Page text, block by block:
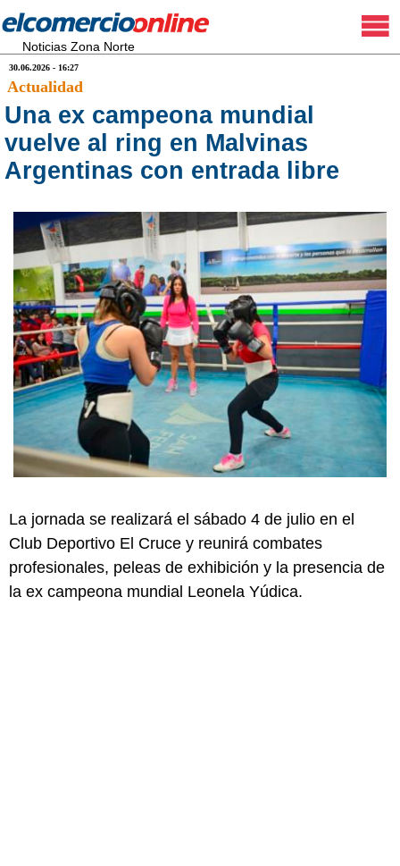
Noticias Zona Norte
30.06.2026 - 16:27
Actualidad
Una ex campeona mundial
vuelve al ring en Malvinas
Argentinas con entrada libre
La jornada se realizará el sábado 4 de julio en el
Club Deportivo El Cruce y reunirá combates
profesionales, peleas de exhibición y la presencia de
la ex campeona mundial Leonela Yúdica.